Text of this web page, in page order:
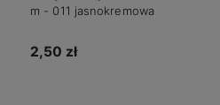
m - 011 jasnokremowa
2,50 zł